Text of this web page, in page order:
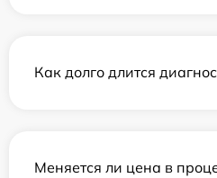
Как долго длится
Меняется ли цена в